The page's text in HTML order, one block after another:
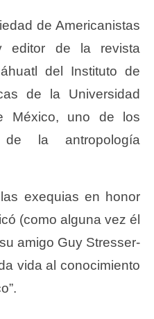
de Americanistas
de la revista
del Instituto de
de la Universidad
México, uno de los
de la antropología
exequias en honor
(como alguna vez él
amigo Guy Stresser-
vida al conocimiento